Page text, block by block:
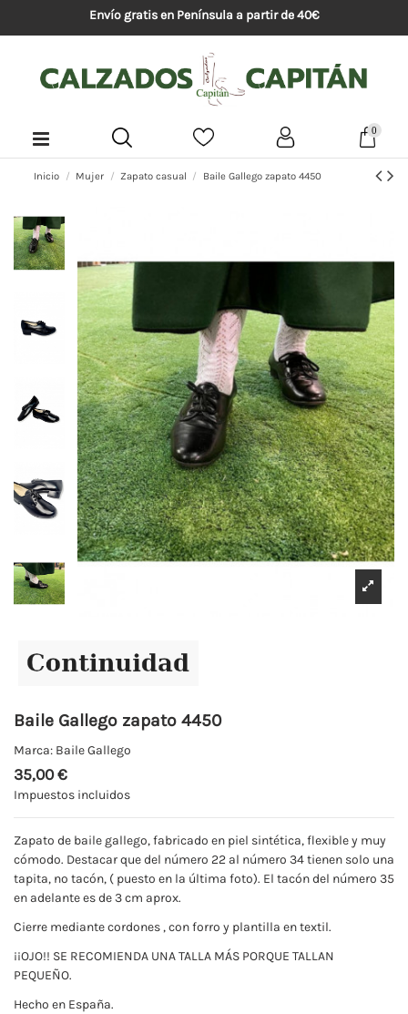
Envío gratis en Península a partir de 40€
0
Inicio Mujer Zapato casual Baile Gallego zapato 4450
Baile Gallego zapato 4450
Marca: Baile Gallego
35,00 €
Impuestos incluidos
Zapato de baile gallego, fabricado en piel sintética, flexible y muy
cómodo. Destacar que del número 22 al número 34 tienen solo una
tapita, no tacón, ( puesto en la última foto). El tacón del número 35
en adelante es de 3 cm aprox.
Cierre mediante cordones , con forro y plantilla en textil.
¡¡OJO!! SE RECOMIENDA UNA TALLA MÁS PORQUE TALLAN
PEQUEÑO.
Hecho en España.